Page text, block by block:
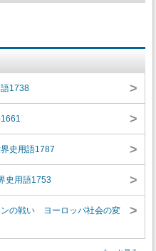
1738 >
>
史用語1787 >
史用語1753 >
の戦い ヨーロッパ社会の変
>